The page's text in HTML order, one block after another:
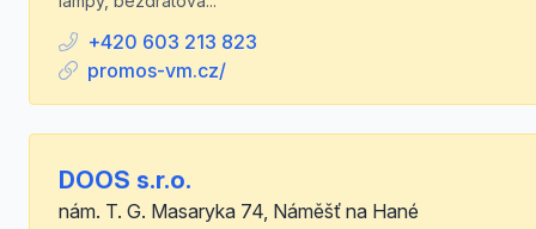
+420 603 213 823
promos-vm.cz/
DOOS s.r.o.
nám. T. G. Masaryka 74, Náměšť na Hané